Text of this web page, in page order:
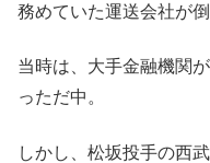
務めていた運送会社が
当時は、大手金融機関
っただ中。
しかし、松坂投手の西